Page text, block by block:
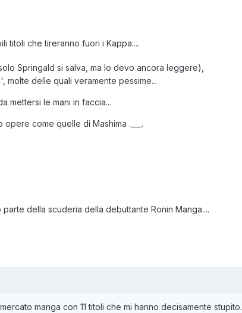
titoli che tireranno fuori i Kappa....
Springald si salva, ma lo devo ancora leggere),
molte delle quali veramente pessime...
mettersi le mani in faccia...
come quelle di Mashima .___.
della scuderia della debuttante Ronin Manga....
manga con 11 titoli che mi hanno decisamente stupito.